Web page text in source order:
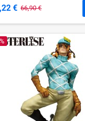
€ 66,90 €